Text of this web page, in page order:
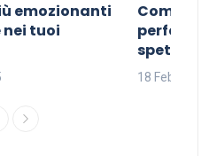
emozionanti
tuoi
Come
perfetta
18 Febbraio